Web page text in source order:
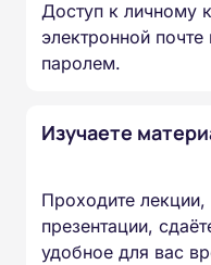
Доступ к личному
электронной
паролем.
Изучаете
Проходите
презентации,
удобное для вас